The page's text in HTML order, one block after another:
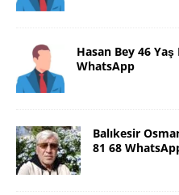
Hasan Bey 46
WhatsApp
Balıkesir
81 68